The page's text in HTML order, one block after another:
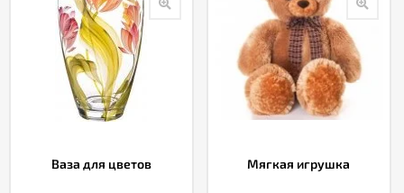
Ваза для цветов Мягкая игрушка